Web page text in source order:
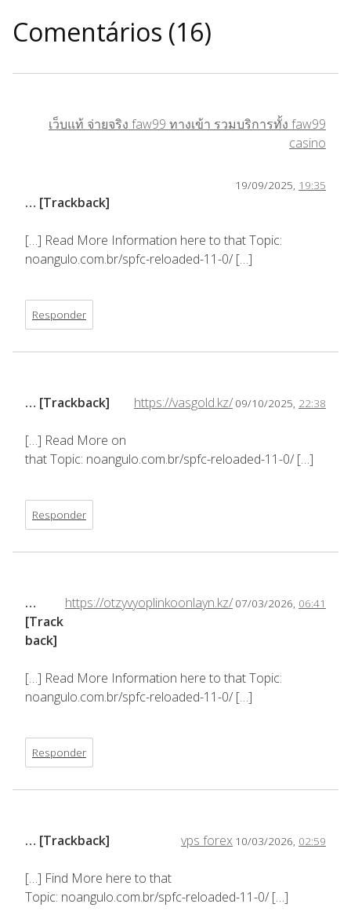
Comentários (16)
เว็บแท้ จ่ายจริง faw99 ทางเข้า รวมบริการทั้ง faw99
casino
19/09/2025, 19:35
… [Trackback]
[…] Read More Information here to that Topic:
noangulo.com.br/spfc-reloaded-11-0/ […]
Responder
https://vasgold.kz/ 09/10/2025, 22:38
… [Trackback]
[…] Read More on
that Topic: noangulo.com.br/spfc-reloaded-11-0/ […]
Responder
https://otzyvyoplinkoonlayn.kz/ 07/03/2026, 06:41
…
[Track
back]
[…] Read More Information here to that Topic:
noangulo.com.br/spfc-reloaded-11-0/ […]
Responder
vps forex 10/03/2026, 02:59
… [Trackback]
[…] Find More here to that
Topic: noangulo.com.br/spfc-reloaded-11-0/ […]